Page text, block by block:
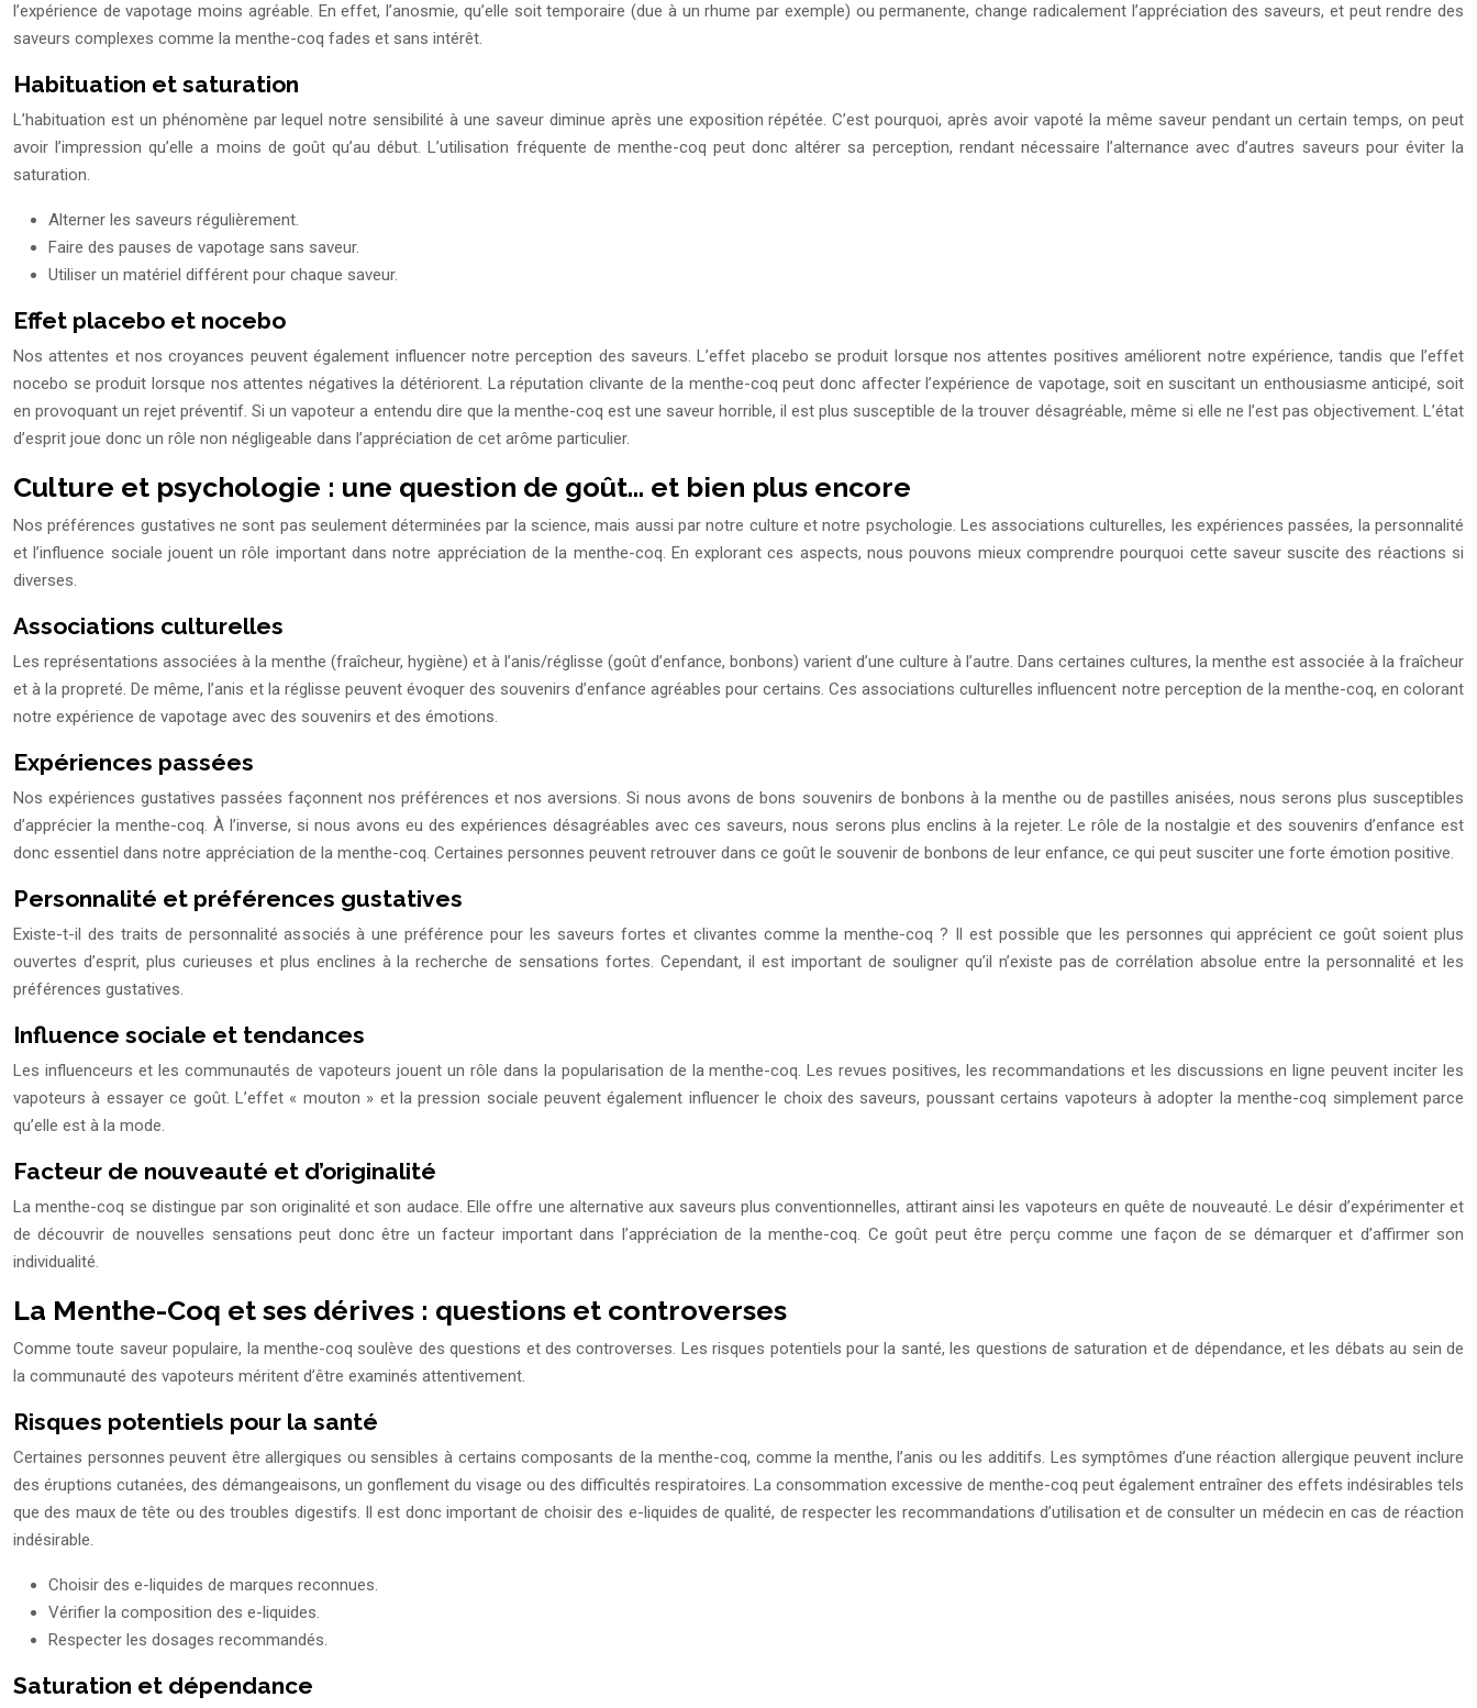
l’expérience de vapotage moins agréable. En effet, l’anosmie, qu’elle soit temporaire (due à un rhume par exemple) ou permanente, change radicalement l’appréciation des saveurs, et peut rendre des
saveurs complexes comme la menthe-coq fades et sans intérêt.
Habituation et saturation
L’habituation est un phénomène par lequel notre sensibilité à une saveur diminue après une exposition répétée. C’est pourquoi, après avoir vapoté la même saveur pendant un certain temps, on peut
avoir l’impression qu’elle a moins de goût qu’au début. L’utilisation fréquente de menthe-coq peut donc altérer sa perception, rendant nécessaire l’alternance avec d’autres saveurs pour éviter la
saturation.
Alterner les saveurs régulièrement.
Faire des pauses de vapotage sans saveur.
Utiliser un matériel différent pour chaque saveur.
Effet placebo et nocebo
Nos attentes et nos croyances peuvent également influencer notre perception des saveurs. L’effet placebo se produit lorsque nos attentes positives améliorent notre expérience, tandis que l’effet
nocebo se produit lorsque nos attentes négatives la détériorent. La réputation clivante de la menthe-coq peut donc affecter l’expérience de vapotage, soit en suscitant un enthousiasme anticipé, soit
en provoquant un rejet préventif. Si un vapoteur a entendu dire que la menthe-coq est une saveur horrible, il est plus susceptible de la trouver désagréable, même si elle ne l’est pas objectivement. L’état
d’esprit joue donc un rôle non négligeable dans l’appréciation de cet arôme particulier.
Culture et psychologie : une question de goût… et bien plus encore
Nos préférences gustatives ne sont pas seulement déterminées par la science, mais aussi par notre culture et notre psychologie. Les associations culturelles, les expériences passées, la personnalité
et l’influence sociale jouent un rôle important dans notre appréciation de la menthe-coq. En explorant ces aspects, nous pouvons mieux comprendre pourquoi cette saveur suscite des réactions si
diverses.
Associations culturelles
Les représentations associées à la menthe (fraîcheur, hygiène) et à l’anis/réglisse (goût d’enfance, bonbons) varient d’une culture à l’autre. Dans certaines cultures, la menthe est associée à la fraîcheur
et à la propreté. De même, l’anis et la réglisse peuvent évoquer des souvenirs d’enfance agréables pour certains. Ces associations culturelles influencent notre perception de la menthe-coq, en colorant
notre expérience de vapotage avec des souvenirs et des émotions.
Expériences passées
Nos expériences gustatives passées façonnent nos préférences et nos aversions. Si nous avons de bons souvenirs de bonbons à la menthe ou de pastilles anisées, nous serons plus susceptibles
d’apprécier la menthe-coq. À l’inverse, si nous avons eu des expériences désagréables avec ces saveurs, nous serons plus enclins à la rejeter. Le rôle de la nostalgie et des souvenirs d’enfance est
donc essentiel dans notre appréciation de la menthe-coq. Certaines personnes peuvent retrouver dans ce goût le souvenir de bonbons de leur enfance, ce qui peut susciter une forte émotion positive.
Personnalité et préférences gustatives
Existe-t-il des traits de personnalité associés à une préférence pour les saveurs fortes et clivantes comme la menthe-coq ? Il est possible que les personnes qui apprécient ce goût soient plus
ouvertes d’esprit, plus curieuses et plus enclines à la recherche de sensations fortes. Cependant, il est important de souligner qu’il n’existe pas de corrélation absolue entre la personnalité et les
préférences gustatives.
Influence sociale et tendances
Les influenceurs et les communautés de vapoteurs jouent un rôle dans la popularisation de la menthe-coq. Les revues positives, les recommandations et les discussions en ligne peuvent inciter les
vapoteurs à essayer ce goût. L’effet « mouton » et la pression sociale peuvent également influencer le choix des saveurs, poussant certains vapoteurs à adopter la menthe-coq simplement parce
qu’elle est à la mode.
Facteur de nouveauté et d’originalité
La menthe-coq se distingue par son originalité et son audace. Elle offre une alternative aux saveurs plus conventionnelles, attirant ainsi les vapoteurs en quête de nouveauté. Le désir d’expérimenter et
de découvrir de nouvelles sensations peut donc être un facteur important dans l’appréciation de la menthe-coq. Ce goût peut être perçu comme une façon de se démarquer et d’affirmer son
individualité.
La Menthe-Coq et ses dérives : questions et controverses
Comme toute saveur populaire, la menthe-coq soulève des questions et des controverses. Les risques potentiels pour la santé, les questions de saturation et de dépendance, et les débats au sein de
la communauté des vapoteurs méritent d’être examinés attentivement.
Risques potentiels pour la santé
Certaines personnes peuvent être allergiques ou sensibles à certains composants de la menthe-coq, comme la menthe, l’anis ou les additifs. Les symptômes d’une réaction allergique peuvent inclure
des éruptions cutanées, des démangeaisons, un gonflement du visage ou des difficultés respiratoires. La consommation excessive de menthe-coq peut également entraîner des effets indésirables tels
que des maux de tête ou des troubles digestifs. Il est donc important de choisir des e-liquides de qualité, de respecter les recommandations d’utilisation et de consulter un médecin en cas de réaction
indésirable.
Choisir des e-liquides de marques reconnues.
Vérifier la composition des e-liquides.
Respecter les dosages recommandés.
Saturation et dépendance